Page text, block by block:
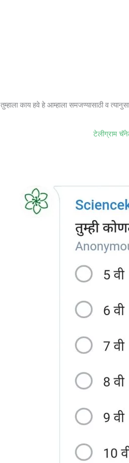
तुम्हाला काय हवे हे आम्हाला समजण्यासाठी व
टेलीग्राम